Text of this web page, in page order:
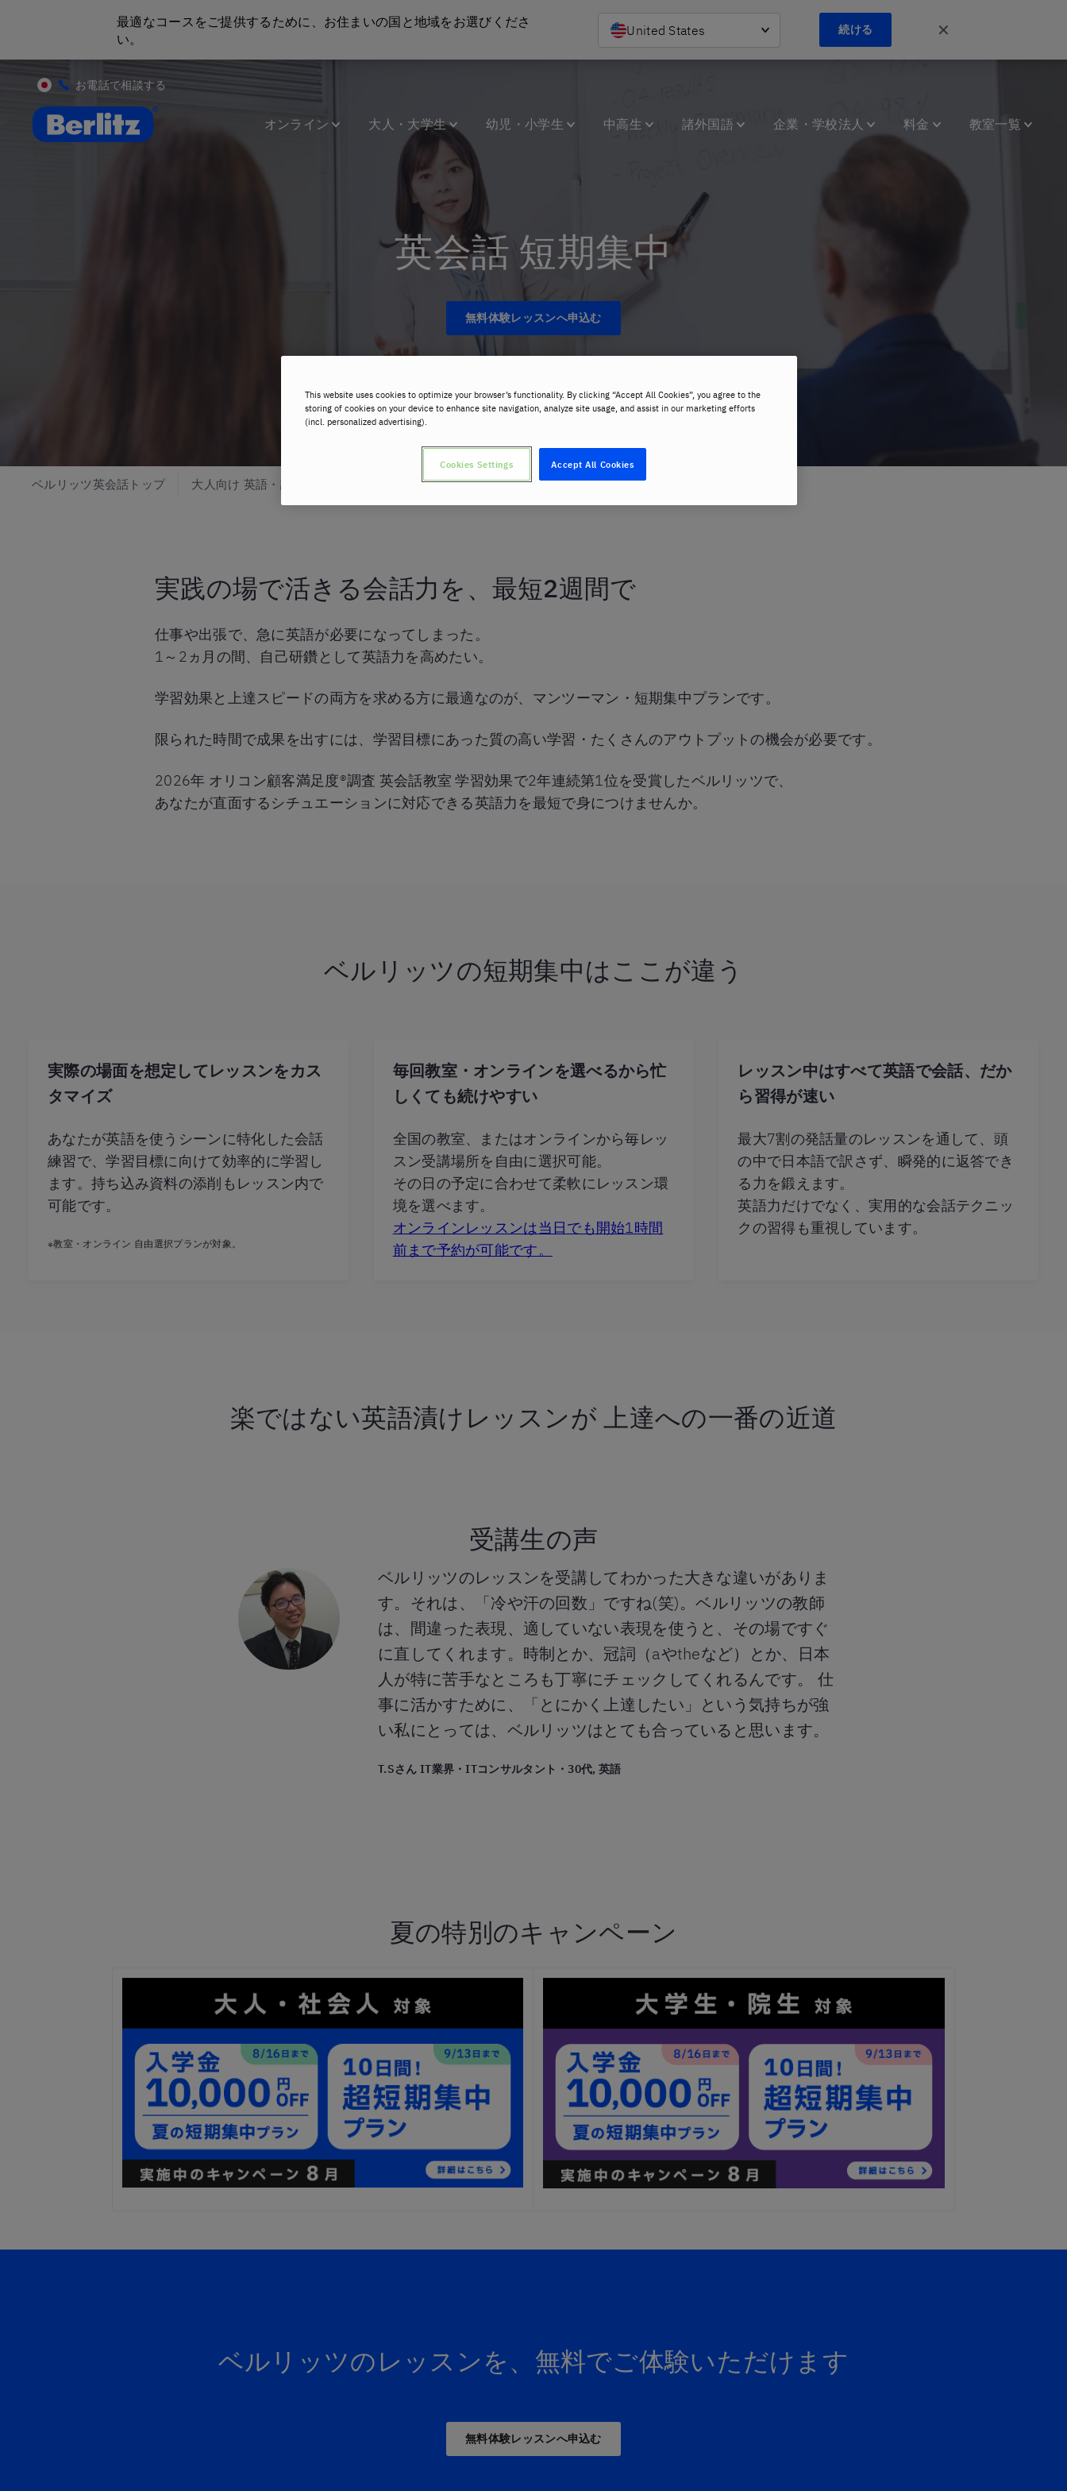
最適なコースをご提供するために、お住まいの国と地域をお選びくださ
い。
United States 続ける ✕
お電話で相談する
英会話教室と語学スクール | ベルリッツ
オンライン 大人・大学生 幼児・小学生 中高生 諸外国語 企業・学校法人 料金 教室一覧
英会話 短期集中
無料体験レッスンへ申込む
ベルリッツ英会話トップ 大人向け 英語・語学スクール 短期集中
実践の場で活きる会話力を、最短2週間で
仕事や出張で、急に英語が必要になってしまった。
1～2ヵ月の間、自己研鑽として英語力を高めたい。
学習効果と上達スピードの両方を求める方に最適なのが、マンツーマン・短期集中プランです。
限られた時間で成果を出すには、学習目標にあった質の高い学習・たくさんのアウトプットの機会が必要です。
2026年 オリコン顧客満足度®調査 英会話教室 学習効果で2年連続第1位を受賞したベルリッツで、
あなたが直面するシチュエーションに対応できる英語力を最短で身につけませんか。
ベルリッツの短期集中はここが違う
実際の場面を想定してレッスンをカス
タマイズ
あなたが英語を使うシーンに特化した会話
練習で、学習目標に向けて効率的に学習し
ます。持ち込み資料の添削もレッスン内で
可能です。
※教室・オンライン 自由選択プランが対象。
毎回教室・オンラインを選べるから忙
しくても続けやすい
全国の教室、またはオンラインから毎レッ
スン受講場所を自由に選択可能。
その日の予定に合わせて柔軟にレッスン環
境を選べます。
オンラインレッスンは当日でも開始1時間
前まで予約が可能です。
レッスン中はすべて英語で会話、だか
ら習得が速い
最大7割の発話量のレッスンを通して、頭
の中で日本語で訳さず、瞬発的に返答でき
る力を鍛えます。
英語力だけでなく、実用的な会話テクニッ
クの習得も重視しています。
楽ではない英語漬けレッスンが 上達への一番の近道
受講生の声
ベルリッツのレッスンを受講してわかった大きな違いがありま
す。それは、「冷や汗の回数」ですね(笑)。ベルリッツの教師
は、間違った表現、適していない表現を使うと、その場ですぐ
に直してくれます。時制とか、冠詞（aやtheなど）とか、日本
人が特に苦手なところも丁寧にチェックしてくれるんです。 仕
事に活かすために、「とにかく上達したい」という気持ちが強
い私にとっては、ベルリッツはとても合っていると思います。
T.Sさん IT業界・ITコンサルタント・30代, 英語
夏の特別のキャンペーン
ベルリッツのレッスンを、 無料でご体験いただけます
無料体験レッスンへ申込む
This website uses cookies to optimize your browser’s functionality. By clicking “Accept All Cookies”, you agree to the
storing of cookies on your device to enhance site navigation, analyze site usage, and assist in our marketing efforts
(incl. personalized advertising).
Accept All Cookies
Cookies Settings